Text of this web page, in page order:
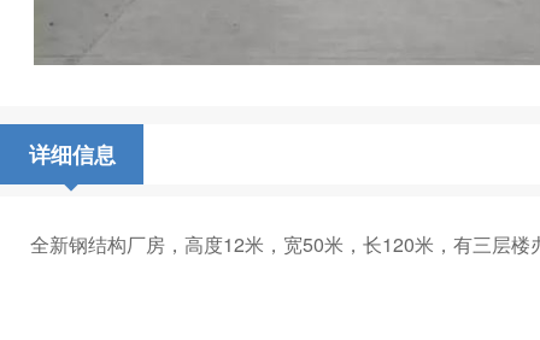
详细信息
全新钢结构厂房，高度12米，宽50米，长120米，‌‌